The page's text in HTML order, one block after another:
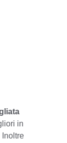
in
Inoltre